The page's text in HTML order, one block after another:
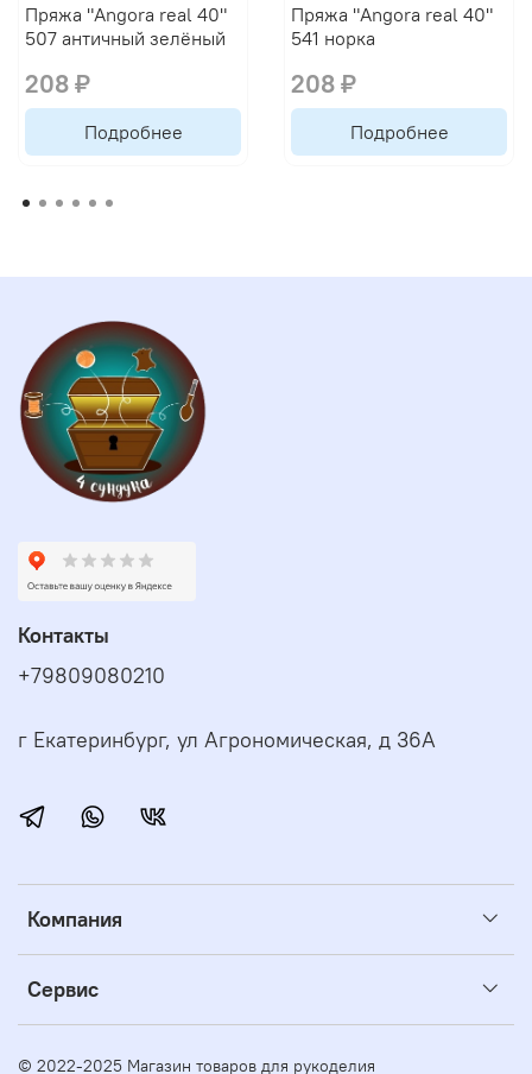
Пряжа "Angora real 40"
507 античный зелёный
208 ₽
Подробнее
Пряжа "Angora real 40"
541 норка
208 ₽
Подробнее
Компания
Сервис
Контакты
+79809080210
г Екатеринбург, ул Агрономическая, д 36А
© 2022-2025 Магазин товаров для рукоделия